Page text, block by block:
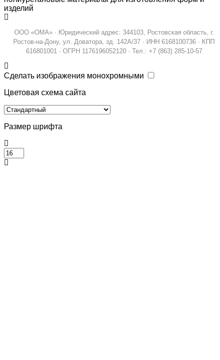
изделий
ООО «ОМА» · Юридический адрес: 344103, Ростовская область, г.
Ростов-на-Дону, ул. Доватора, зд. 142А/37 · ИНН 6168100736 · КПП
616801001 · ОГРН 1176196052120 · Тел.: +7 (863) 285-10-57
Сделать изображения монохромными
Цветовая схема сайта
Размер шрифта